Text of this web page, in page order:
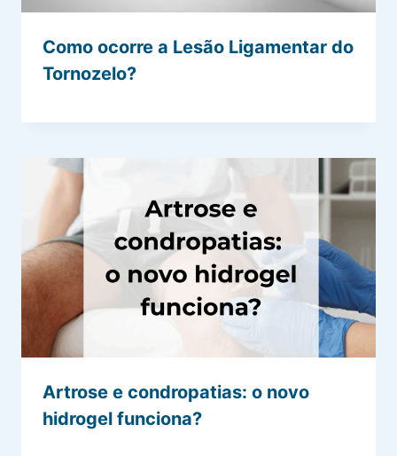
Como ocorre a Lesão Ligamentar do
Tornozelo?
Artrose e condropatias: o novo
hidrogel funciona?